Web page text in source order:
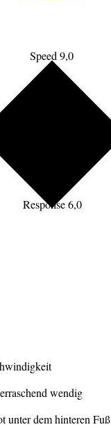
Speed 9,0
Response 6,0
wendig
unter dem hinteren Fuß